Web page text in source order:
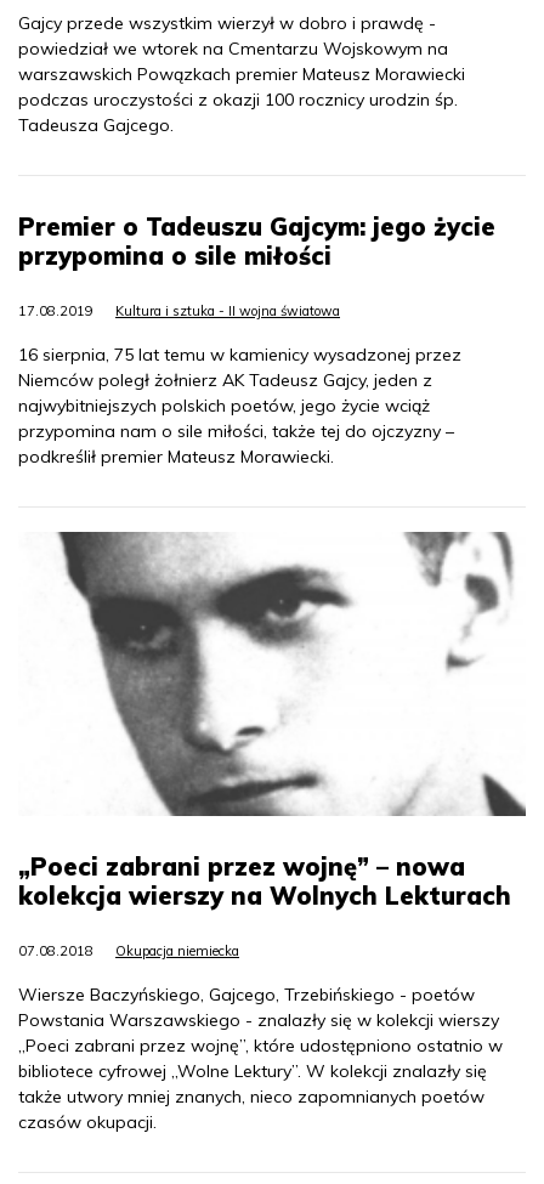
Gajcy przede wszystkim wierzył w dobro i prawdę -
powiedział we wtorek na Cmentarzu Wojskowym na
warszawskich Powązkach premier Mateusz Morawiecki
podczas uroczystości z okazji 100 rocznicy urodzin śp.
Tadeusza Gajcego.
Premier o Tadeuszu Gajcym: jego życie
przypomina o sile miłości
17.08.2019 Kultura i sztuka - II wojna światowa
16 sierpnia, 75 lat temu w kamienicy wysadzonej przez
Niemców poległ żołnierz AK Tadeusz Gajcy, jeden z
najwybitniejszych polskich poetów, jego życie wciąż
przypomina nam o sile miłości, także tej do ojczyzny –
podkreślił premier Mateusz Morawiecki.
„Poeci zabrani przez wojnę” – nowa
kolekcja wierszy na Wolnych Lekturach
07.08.2018 Okupacja niemiecka
Wiersze Baczyńskiego, Gajcego, Trzebińskiego - poetów
Powstania Warszawskiego - znalazły się w kolekcji wierszy
„Poeci zabrani przez wojnę”, które udostępniono ostatnio w
bibliotece cyfrowej „Wolne Lektury”. W kolekcji znalazły się
także utwory mniej znanych, nieco zapomnianych poetów
czasów okupacji.